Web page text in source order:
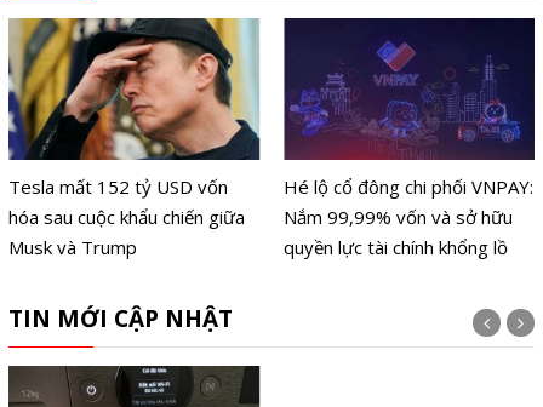
Tesla mất 152 tỷ USD vốn
hóa sau cuộc khẩu chiến giữa
Musk và Trump
Hé lộ cổ đông chi phối VNPAY:
Nắm 99,99% vốn và sở hữu
quyền lực tài chính khổng lồ
TIN MỚI CẬP NHẬT